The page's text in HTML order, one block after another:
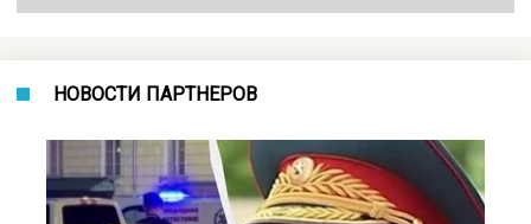
НОВОСТИ ПАРТНЕРОВ